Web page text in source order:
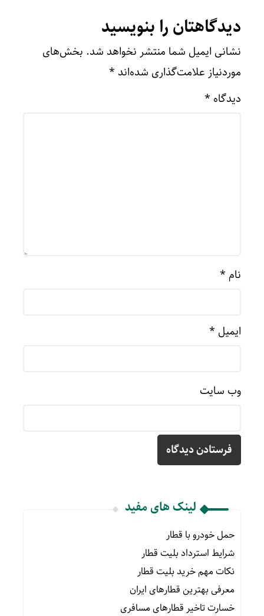
دیدگاهتان را بنویسید
نشانی ایمیل شما منتشر نخواهد شد. بخش‌های
موردنیاز علامت‌گذاری شده‌اند *
دیدگاه *
نام *
ایمیل *
وب‌ سایت
لینک های مفید
حمل خودرو با قطار
شرایط استرداد بلیت قطار
نکات مهم خرید بلیت قطار
معرفی بهترین قطارهای ایران
خسارت تاخیر قطارهای مسافری